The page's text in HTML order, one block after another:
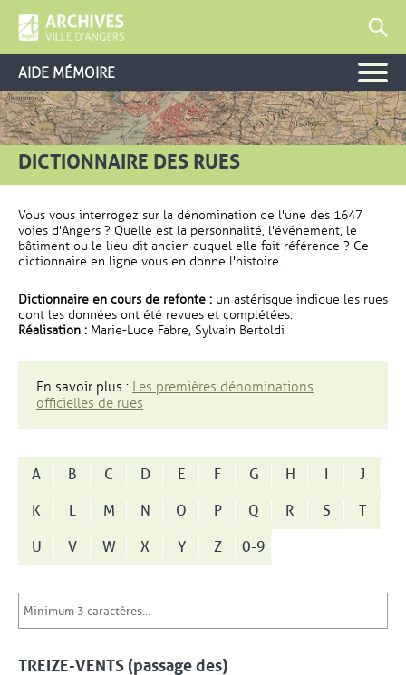
AIDE MÉMOIRE
DICTIONNAIRE DES RUES
Vous vous interrogez sur la dénomination de l'une des 1647
voies d'Angers ? Quelle est la personnalité, l'événement, le
bâtiment ou le lieu-dit ancien auquel elle fait référence ? Ce
dictionnaire en ligne vous en donne l'histoire...
Dictionnaire en cours de refonte : un astérisque indique les rues
dont les données ont été revues et complétées.
Réalisation : Marie-Luce Fabre, Sylvain Bertoldi
En savoir plus : Les premières dénominations
officielles de rues
A B C D E F G H I
J
K
L M N O P Q R S
T
U
V W X Y Z 0-9
TREIZE-VENTS (passage des)